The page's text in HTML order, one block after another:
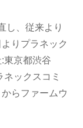
し、従来より
りプラネック
東京都渋谷
ックスコミ
らファームウ